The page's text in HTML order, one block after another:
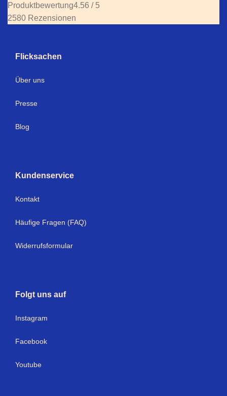
Produktbewertung4.56 / 5
2580 Rezensionen
Flicksachen
Über uns
Presse
Blog
Kundenservice
Kontakt
Häufige Fragen (FAQ)
Widerrufsformular
Folgt uns auf
Instagram
Facebook
Youtube